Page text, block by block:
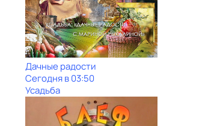
Дачные радости
Сегодня в 03:50
Усадьба